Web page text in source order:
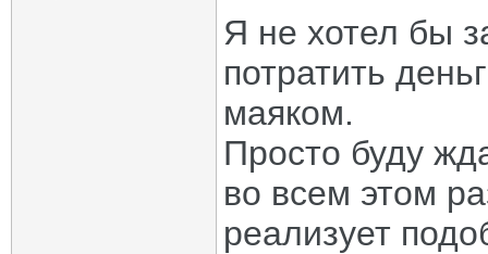
Я не хотел бы
потратить
маяком.
Просто буду
во всем этом
реализует